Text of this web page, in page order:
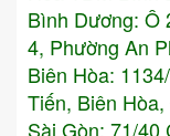
Bình Dương: Ô
4, Phường An
Biên Hòa:
Tiến, Biên
Sài Gòn: 71/40